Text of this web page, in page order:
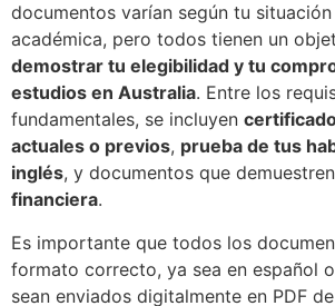
documentos varían según tu
académica, pero todos tienen un
demostrar tu elegibilidad y tu
estudios en Australia. Entre los
fundamentales, se incluyen
actuales o previos, prueba de tus
inglés, y documentos que
financiera.
Es importante que todos los
formato correcto, ya sea en español
sean enviados digitalmente en PDF